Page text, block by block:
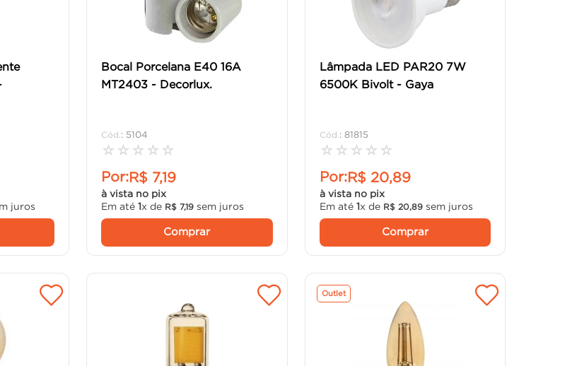
juros
Bocal Porcelana E40 16A
MT2403 - Decorlux.
: 5104
☆ ☆ ☆ ☆ ☆
Por:R$ 7,19
à vista no pix
Em até1x de R$ 7,19 sem juros
Comprar
Lâmpada LED PAR20 7W
6500K Bivolt - Gaya
: 81815
☆ ☆ ☆ ☆ ☆
Por:R$ 20,89
à vista no pix
Em até 1x de R$ 20, 89sem juros
Comprar
Outlet